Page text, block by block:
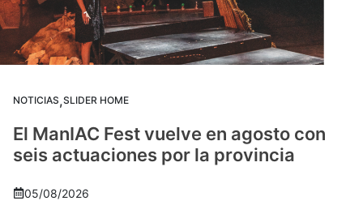
NOTICIAS,SLIDER HOME
El ManIAC Fest vuelve en agosto con
seis actuaciones por la provincia
05/08/2026